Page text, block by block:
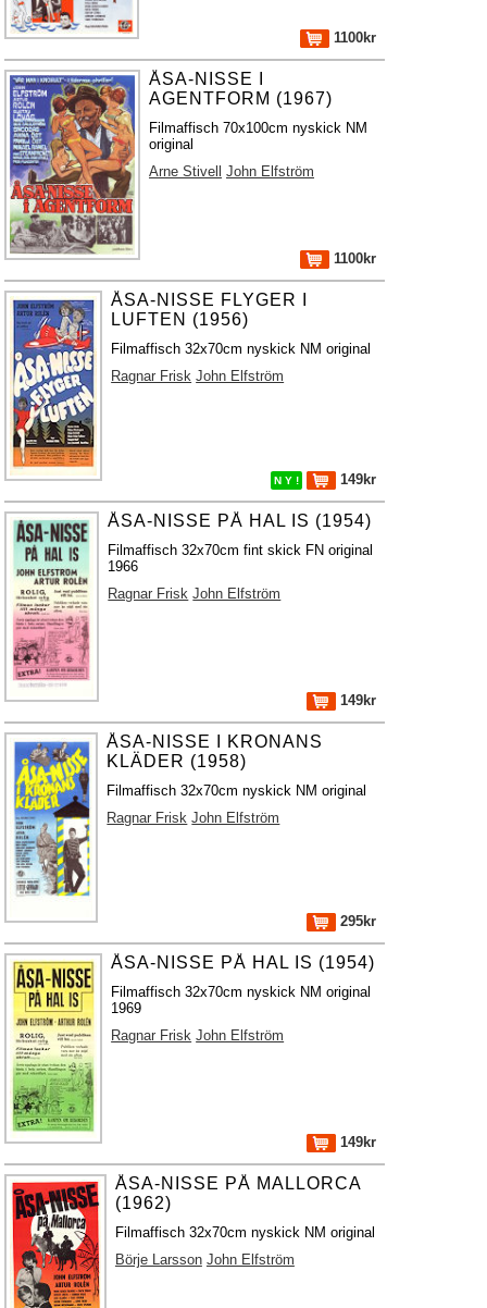
1100kr
ÅSA-NISSE I
AGENTFORM (1967)
Filmaffisch 70x100cm nyskick NM
original
Arne Stivell
John Elfström
1100kr
ÅSA-NISSE FLYGER I
LUFTEN (1956)
Filmaffisch 32x70cm nyskick NM original
Ragnar Frisk John Elfström
N Y ! 149kr
ÅSA-NISSE PÅ HAL IS (1954)
Filmaffisch 32x70cm fint skick FN original
1966
Ragnar Frisk John Elfström
149kr
ÅSA-NISSE I KRONANS
KLÄDER (1958)
Filmaffisch 32x70cm nyskick NM original
Ragnar Frisk John Elfström
295kr
ÅSA-NISSE PÅ HAL IS (1954)
Filmaffisch 32x70cm nyskick NM original
1969
Ragnar Frisk John Elfström
149kr
ÅSA-NISSE PÅ MALLORCA
(1962)
Filmaffisch 32x70cm nyskick NM original
Börje Larsson John Elfström